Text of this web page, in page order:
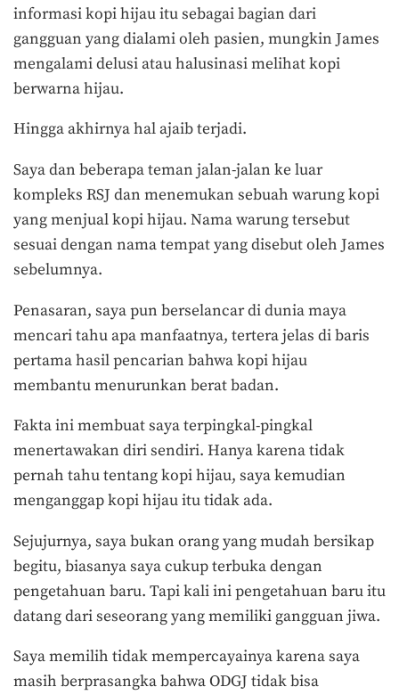
informasi kopi hijau itu sebagai bagian dari
gangguan yang dialami oleh pasien, mungkin James
mengalami delusi atau halusinasi melihat kopi
berwarna hijau.
Hingga akhirnya hal ajaib terjadi.
Saya dan beberapa teman jalan-jalan ke luar
kompleks RSJ dan menemukan sebuah warung kopi
yang menjual kopi hijau. Nama warung tersebut
sesuai dengan nama tempat yang disebut oleh James
sebelumnya.
Penasaran, saya pun berselancar di dunia maya
mencari tahu apa manfaatnya, tertera jelas di baris
pertama hasil pencarian bahwa kopi hijau
membantu menurunkan berat badan.
Fakta ini membuat saya terpingkal-pingkal
menertawakan diri sendiri. Hanya karena tidak
pernah tahu tentang kopi hijau, saya kemudian
menganggap kopi hijau itu tidak ada.
Sejujurnya, saya bukan orang yang mudah bersikap
begitu, biasanya saya cukup terbuka dengan
pengetahuan baru. Tapi kali ini pengetahuan baru itu
datang dari seseorang yang memiliki gangguan jiwa.
Saya memilih tidak mempercayainya karena saya
masih berprasangka bahwa ODGJ tidak bisa